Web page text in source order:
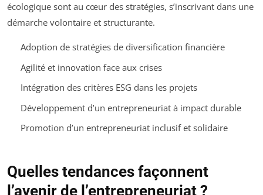
écologique sont au cœur des stratégies, s’inscrivant dans une
démarche volontaire et structurante.
Adoption de stratégies de diversification financière
Agilité et innovation face aux crises
Intégration des critères ESG dans les projets
Développement d’un entrepreneuriat à impact durable
Promotion d’un entrepreneuriat inclusif et solidaire
Quelles tendances façonnent
l’avenir de l’entrepreneuriat ?